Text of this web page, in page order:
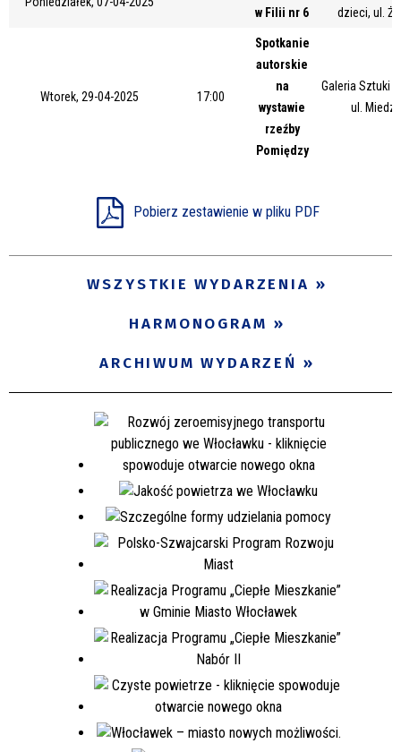
Organizator
w Filii nr 6 dzieci, ul.
Wtorek, 29-04-2025 17:00
Spotkanie
autorskie
na
wystawie
rzeźby
Pomiędzy
Galeria Sztuki
ul.
Pobierz zestawienie w pliku PDF
WSZYSTKIE WYDARZENIA
HARMONOGRAM
ARCHIWUM WYDARZEŃ